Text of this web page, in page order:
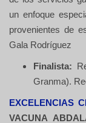
un enfoque
provenientes de
Gala Rodríguez
Finalista:
Granma).
EXCELENCIAS
VACUNA